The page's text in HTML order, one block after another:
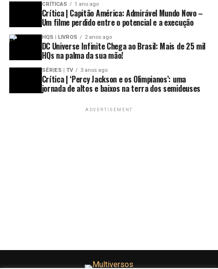
CRÍTICAS 1 ano ago
Crítica | Capitão América: Admirável Mundo Novo –
Um filme perdido entre o potencial e a execução
HQS | LIVROS 2 anos ago
DC Universe Infinite Chega ao Brasil: Mais de 25 mil
HQs na palma da sua mão!
SÉRIES | TV 3 anos ago
Crítica | ‘Percy Jackson e os Olimpianos’: uma
jornada de altos e baixos na terra dos semideuses
ADVERTISEMENT